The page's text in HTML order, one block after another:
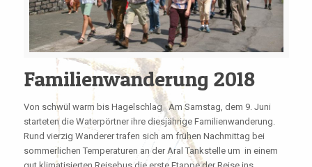
Familienwanderung 2018
Von schwül warm bis Hagelschlag Am Samstag, dem 9. Juni
starteten die Waterpörtner ihre diesjährige Familienwanderung.
Rund vierzig Wanderer trafen sich am frühen Nachmittag bei
sommerlichen Temperaturen an der Aral Tankstelle um in einem